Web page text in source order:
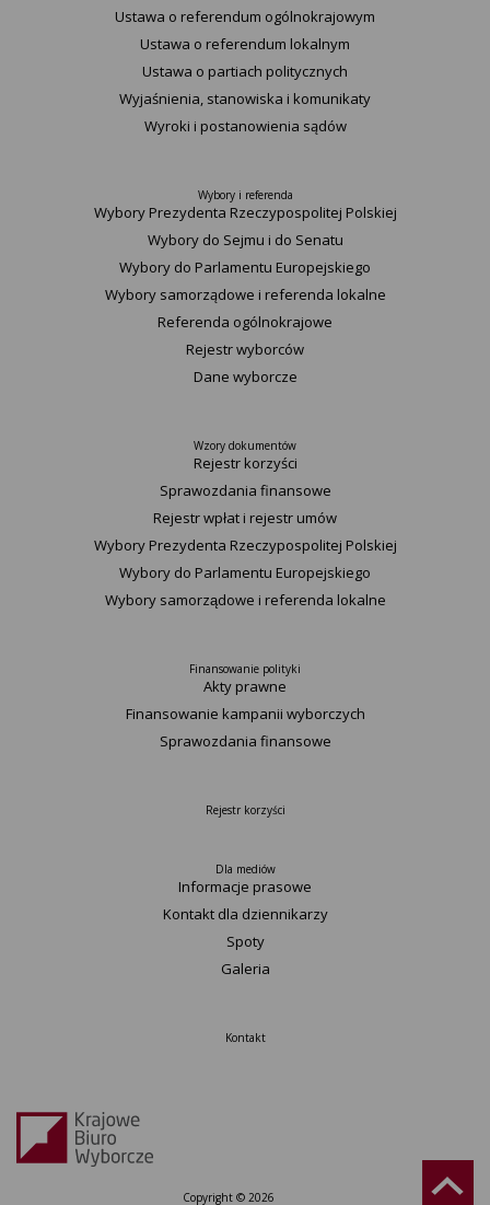
Ustawa o referendum ogólnokrajowym
Ustawa o referendum lokalnym
Ustawa o partiach politycznych
Wyjaśnienia, stanowiska i komunikaty
Wyroki i postanowienia sądów
Wybory i referenda
Wybory Prezydenta Rzeczypospolitej Polskiej
Wybory do Sejmu i do Senatu
Wybory do Parlamentu Europejskiego
Wybory samorządowe i referenda lokalne
Referenda ogólnokrajowe
Rejestr wyborców
Dane wyborcze
Wzory dokumentów
Rejestr korzyści
Sprawozdania finansowe
Rejestr wpłat i rejestr umów
Wybory Prezydenta Rzeczypospolitej Polskiej
Wybory do Parlamentu Europejskiego
Wybory samorządowe i referenda lokalne
Finansowanie polityki
Akty prawne
Finansowanie kampanii wyborczych
Sprawozdania finansowe
Rejestr korzyści
Dla mediów
Informacje prasowe
Kontakt dla dziennikarzy
Spoty
Galeria
Kontakt
Copyright © 2026